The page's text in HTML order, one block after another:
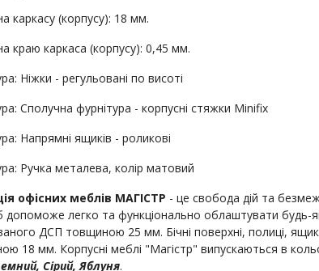
каркасу (корпусу): 18 мм.
краю каркаса (корпусу): 0,45 мм.
Ніжки - регульовані по висоті
Сполучна фурнітура - корпусні стяжки Minifix
Напрямні ящиків - роликові
Ручка металева, колір матовий
офісних меблів МАГІСТР - це свобода дій та
допоможе легко та функціонально облаштувати будь-
ДСП товщиною 25 мм. Бічні поверхні, полиці,
18 мм. Корпусні меблі "Магістр" випускаються в
Сірий, Яблуня.